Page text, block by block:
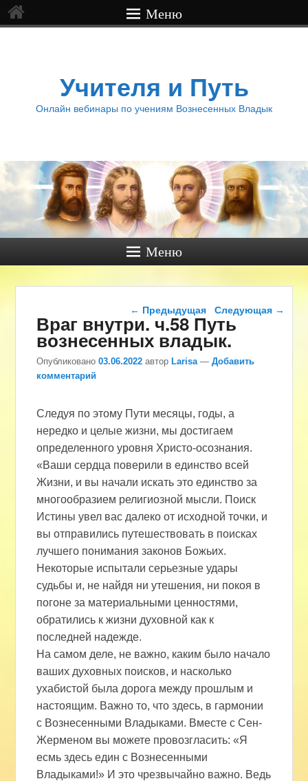
Меню
Учителя и Путь
Онлайн вебинары по учениям Вознесенных Владык
Меню
Навигация по записям
← Предыдущая Следующая →
Враг внутри. ч.58 Путь
вознесенных владык.
Опубликовано03.06.2022 авторLarisa —Добавить
комментарий
Следуя по этому Пути месяцы, годы, а
нередко и целые жизни, мы достигаем
определенного уровня Христо-осознания.
«Ваши сердца поверили в единство всей
Жизни, и вы начали искать это единство за
многообразием религиозной мысли. Поиск
Истины увел вас далеко от исходной точки, и
вы отправились путешествовать в поисках
лучшего понимания законов Божьих.
Некоторые испытали серьезные удары
судьбы и, не найдя ни утешения, ни покоя в
погоне за материальными ценностями,
обратились к жизни духовной как к
последней надежде.
На самом деле, не важно, каким было начало
ваших духовных поисков, и насколько
ухабистой была дорога между прошлым и
настоящим. Важно то, что здесь, в гармонии
с Вознесенными Владыками. Вместе с Сен-
Жерменом вы можете провозгласить: «Я
есмь здесь един с Вознесенными
Владыками!» И это чрезвычайно важно. Ведь